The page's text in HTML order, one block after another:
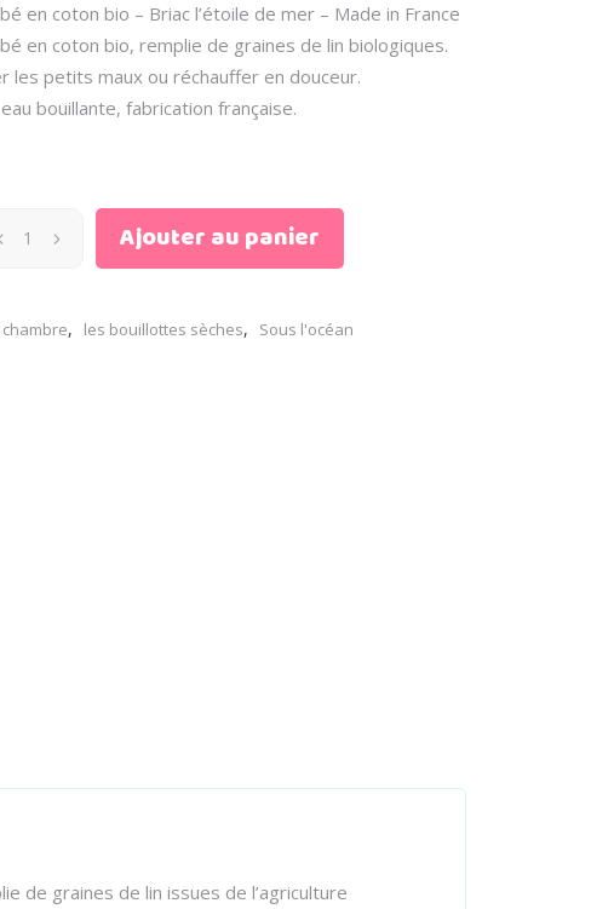
en coton bio – Briac l’étoile de mer – Made in France
en coton bio, remplie de graines de lin biologiques.
les petits maux ou réchauffer en douceur.
bouillante, fabrication française.
Ajouter au panier
, les bouillottes sèches, Sous l'océan
de graines de lin issues de l’agriculture